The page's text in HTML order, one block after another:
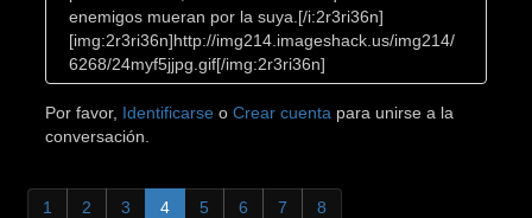
enemigos mueran por la suya.[/i:2r3ri36n]
[img:2r3ri36n]http://img214.imageshack.us/img214/
6268/24myf5jjpg.gif[/img:2r3ri36n]
Por favor, Identificarse oCrear cuenta para unirse a la
conversación.
1 2 3 4 5 6 7 8